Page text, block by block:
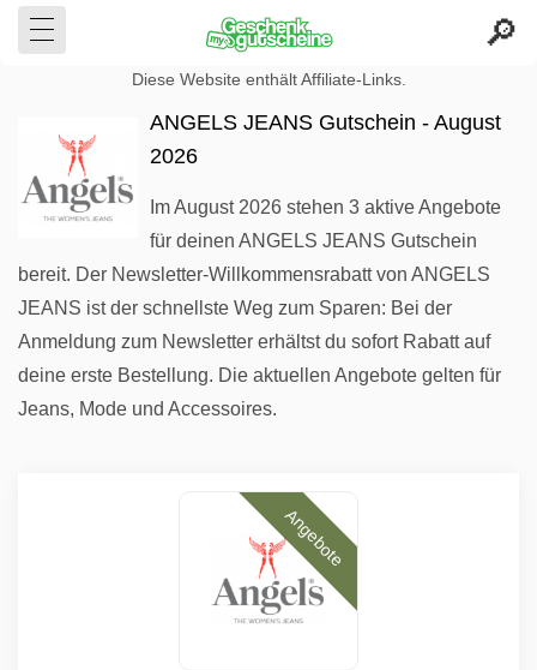
Diese Website enthält Affiliate-Links.
ANGELS JEANS Gutschein - August
2026
Im August 2026 stehen 3 aktive Angebote
für deinen ANGELS JEANS Gutschein
bereit. Der Newsletter-Willkommensrabatt von ANGELS
JEANS ist der schnellste Weg zum Sparen: Bei der
Anmeldung zum Newsletter erhältst du sofort Rabatt auf
deine erste Bestellung. Die aktuellen Angebote gelten für
Jeans, Mode und Accessoires.
Angebote